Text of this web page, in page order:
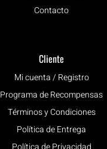
Contacto
Cliente
Mi cuenta / Registro
Programa de Recompensas
Términos y Condiciones
Política de Entrega